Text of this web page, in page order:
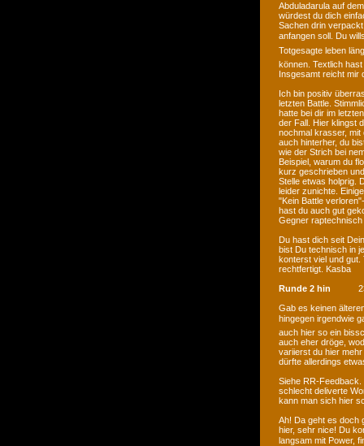
Abduladarula auf
würdest du dich
Sachen drin
anfangen soll. Du
Totgesagte leben
können. Textlich
Insgesamt reicht mir
Ich bin positiv
letzten Battle.
hatte bei dir im
der Fall. Hier klingst
nochmal krasser, mit
auch hinterher, du
wie der Strich bei
Beispiel, warum du
kurz geschrieben
Stelle etwas holprig.
leider zunichte.
"Kein Battle
hast du auch gut
Gegner
Du hast dich seit
bist Du technisch in
konterst viel und gut.
rechtfertigt. Kasba
Runde 2 hin
Gab es keinen
hingegen irgendwie
auch hier so ein
auch eher dröge,
variierst du hier
dürfte allerdings
Siehe RR-Feedback.
schlecht deliverte
kann man sich hier
Ah! Da geht es doch
hier, sehr nice! Du
langsam mit Power,